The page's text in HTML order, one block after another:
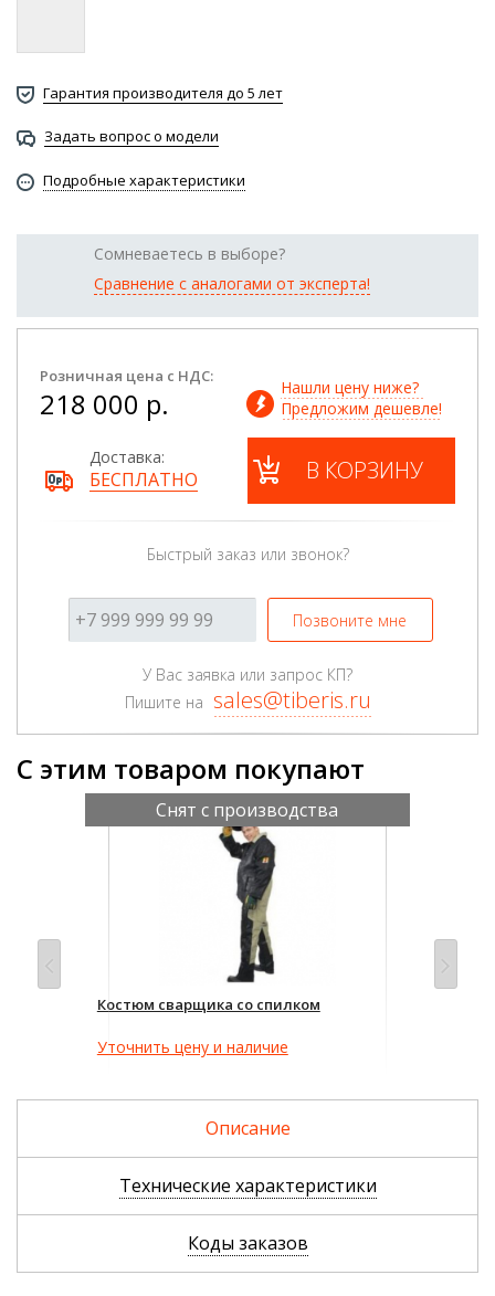
Гарантия производителя до 5 лет
Задать вопрос о модели
Подробные характеристики
Сомневаетесь в выборе?
Сравнение с аналогами от эксперта!
Розничная цена с НДС:
218 000 р.
Нашли цену ниже?
Предложим дешевле!
Доставка:
БЕСПЛАТНО В КОРЗИНУ
Быстрый заказ или звонок?
Позвоните мне
У Вас заявка или запрос КП?
Пишите на sales@tiberis.ru
С этим товаром покупают
Снят с производства
Костюм сварщика со спилком
Уточнить цену и наличие
Описание
Технические характеристики
Коды заказов